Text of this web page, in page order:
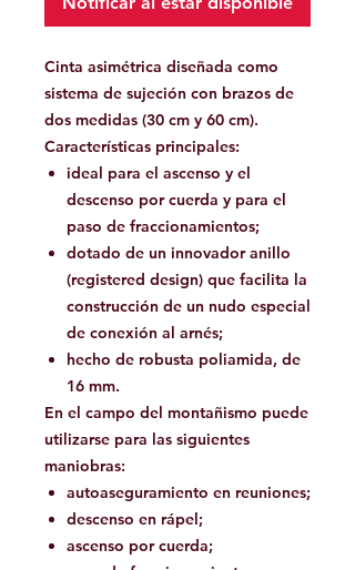
Cinta asimétrica diseñada como
sistema de sujeción con brazos de
dos medidas (30 cm y 60 cm).
Características principales:
ideal para el ascenso y el
descenso por cuerda y para el
paso de fraccionamientos;
dotado de un innovador anillo
(registered design) que facilita la
construcción de un nudo especial
de conexión al arnés;
hecho de robusta poliamida, de
16 mm.
En el campo del montañismo puede
utilizarse para las siguientes
maniobras:
autoaseguramiento en reuniones;
descenso en rápel;
ascenso por cuerda;